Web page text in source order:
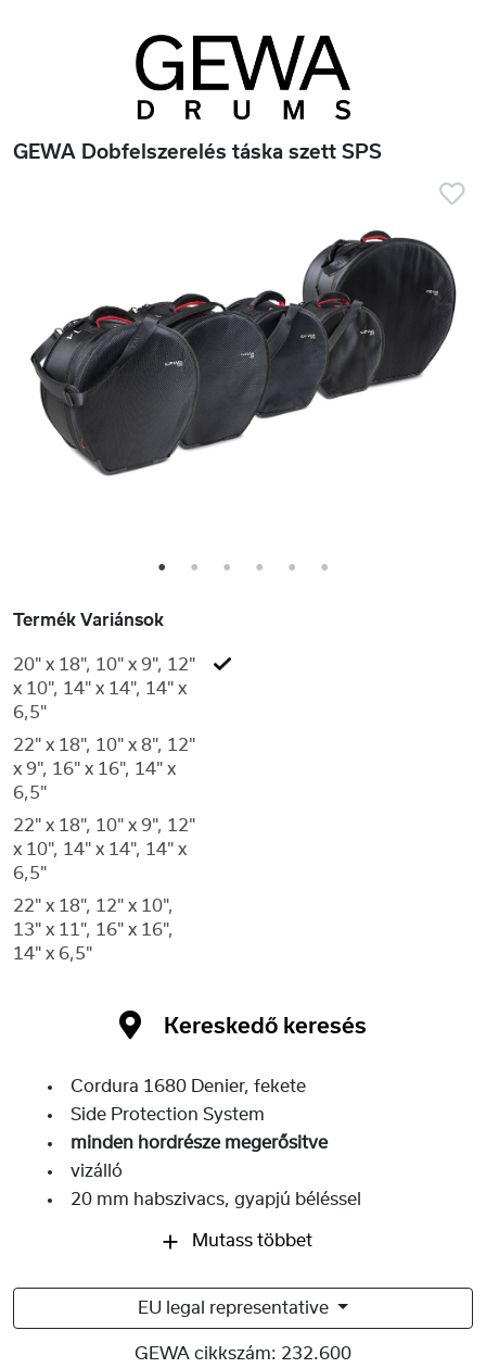
GEWA Dobfelszerelés táska szett SPS
1 2 3 4 5 6
Termék Variánsok
20" x 18", 10" x 9", 12"
x 10", 14" x 14", 14" x
6,5"
22" x 18", 10" x 8", 12"
x 9", 16" x 16", 14" x
6,5"
22" x 18", 10" x 9", 12"
x 10", 14" x 14", 14" x
6,5"
22" x 18", 12" x 10",
13" x 11", 16" x 16",
14" x 6,5"
Kereskedő keresés
Cordura 1680 Denier, fekete
Side Protection System
minden hordrésze megerősitve
vizálló
20 mm habszivacs, gyapjú béléssel
Mutass többet
EU legal representative
GEWA cikkszám: 232.600